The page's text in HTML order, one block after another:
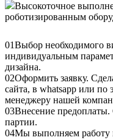
Высокоточное
роботизированным
01Выбор необходимого
индивидуальным
дизайна.
02Оформить заявку.
сайта, в whatsapp или по
менеджеру нашей
03Внесение
партии.
04Мы выполняем работу